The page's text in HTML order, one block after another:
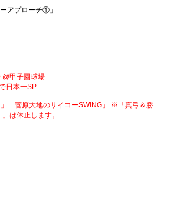
アプローチ①」
@甲子園球場
日本一SP
「菅原大地のサイコーSWING」 ※「真弓＆勝
は休止します。